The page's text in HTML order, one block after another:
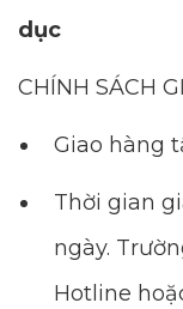
dục
CHÍNH SÁCH
Giao hàng
Thời gian
ngày.
Hotline